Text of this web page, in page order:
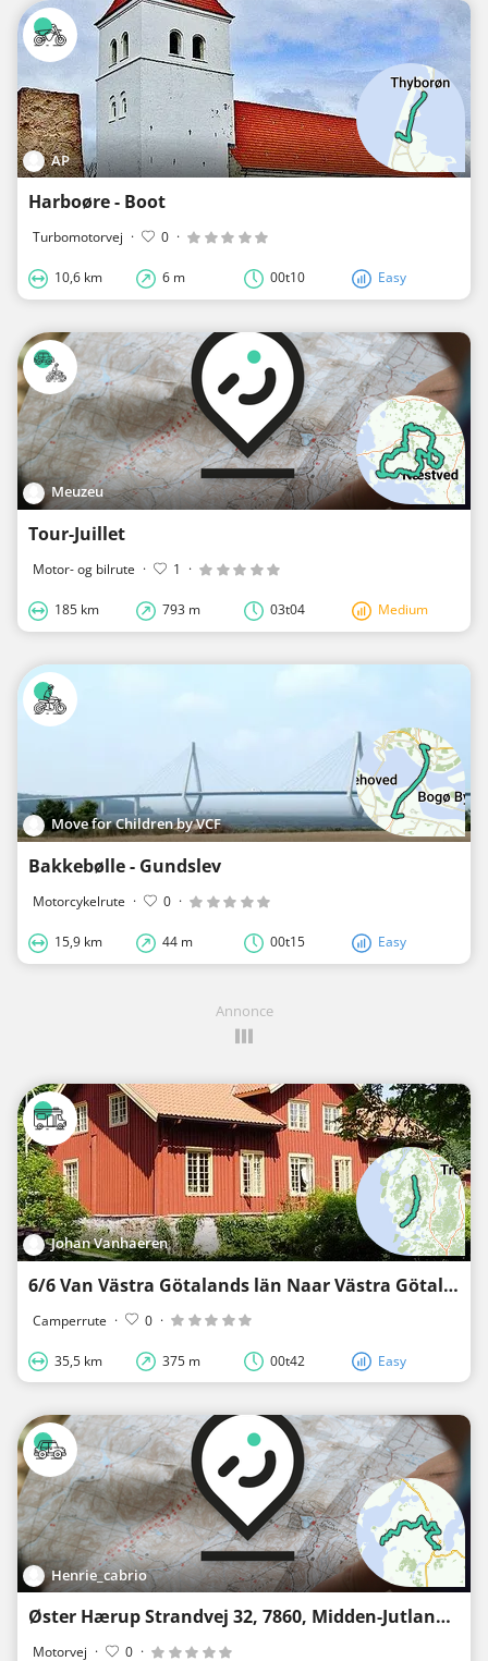
AP
Harboøre - Boot
Turbomotorvej · 0 ·
10,6 km 6 m 00t10 Easy
Meuzeu
Tour-Juillet
Motor- og bilrute · 1 ·
185 km 793 m 03t04 Medium
Move for Children by VCF
Bakkebølle - Gundslev
Motorcykelrute · 0 ·
15,9 km 44 m 00t15 Easy
Annonce
Johan Vanhaeren
6/6 Van Västra Götalands län Naar Västra Götalands län
Camperrute · 0 ·
35,5 km 375 m 00t42 Easy
Henrie_cabrio
Øster Hærup Strandvej 32, 7860, Midden-Jutland, Denemarken - Skive
Motorvej · 0 ·